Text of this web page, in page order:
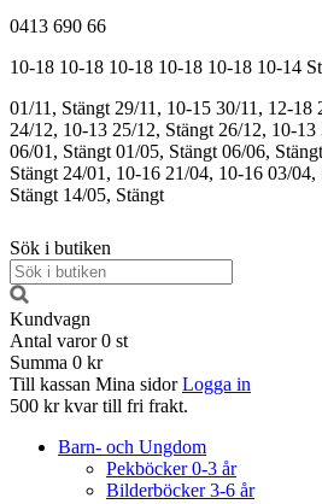
0413 690 66
10-18 10-18 10-18 10-18 10-18 10-14
01/11, Stängt 29/11, 10-15 30/11, 12-18
24/12, 10-13 25/12, Stängt 26/12, 10-13
06/01, Stängt 01/05, Stängt 06/06, Stängt
Stängt 24/01, 10-16 21/04, 10-16 03/04,
Stängt 14/05, Stängt
Sök i butiken
Kundvagn
Antal varor 0 st
Summa 0 kr
Till kassan Mina sidor Logga in
500 kr kvar till fri frakt.
Barn- och Ungdom
Pekböcker 0-3 år
Bilderböcker 3-6 år